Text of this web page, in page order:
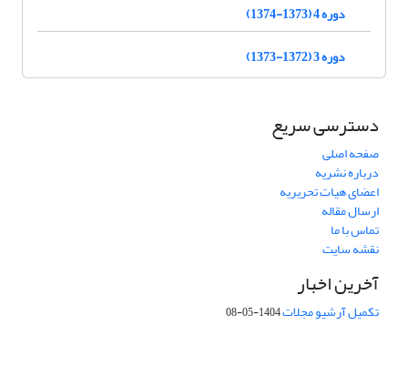
دوره 4 (1373-1374)
دوره 3 (1372-1373)
دسترسی سریع
صفحه اصلی
درباره نشریه
اعضای هیات تحریریه
ارسال مقاله
تماس با ما
نقشه سایت
آخرین اخبار
تکمیل آرشیو مجلات1404-05-08